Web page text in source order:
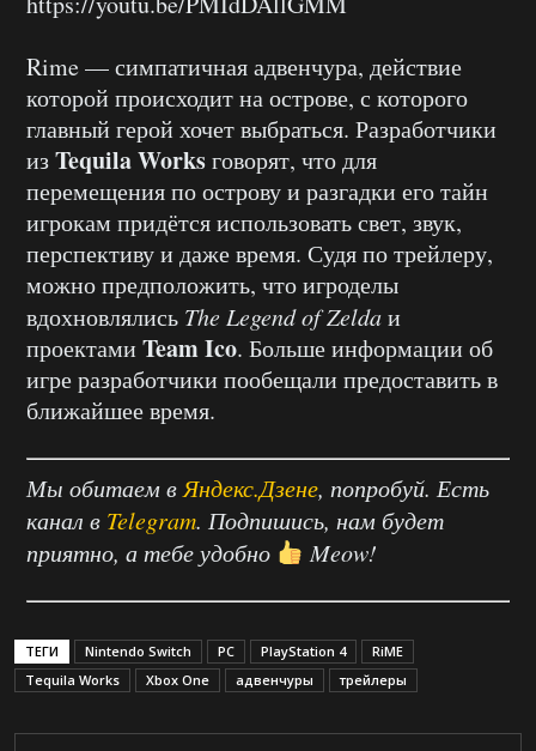
Rime — симпатичная адвенчура, действие
которой происходит на острове, с которого
главный герой хочет выбраться. Разработчики
изTequilaWorksговорят, что для
перемещения по острову и разгадки его тайн
игрокам придётся использовать свет, звук,
перспективу и даже время. Судя по трейлеру,
можно предположить, что игроделы
вдохновлялись The LegendofZeldaи
проектами TeamIco. Больше информации об
игре разработчики пообещали предоставить в
ближайшее время.
Мы обитаем в Яндекс.Дзене, попробуй. Есть
канал в Telegram. Подпишись, нам будет
приятно, а тебе удобно
Meow!
ТЕГИ Nintendo Switch PC PlayStation 4
RiME
Tequila Works
Xbox One адвенчуры трейлеры